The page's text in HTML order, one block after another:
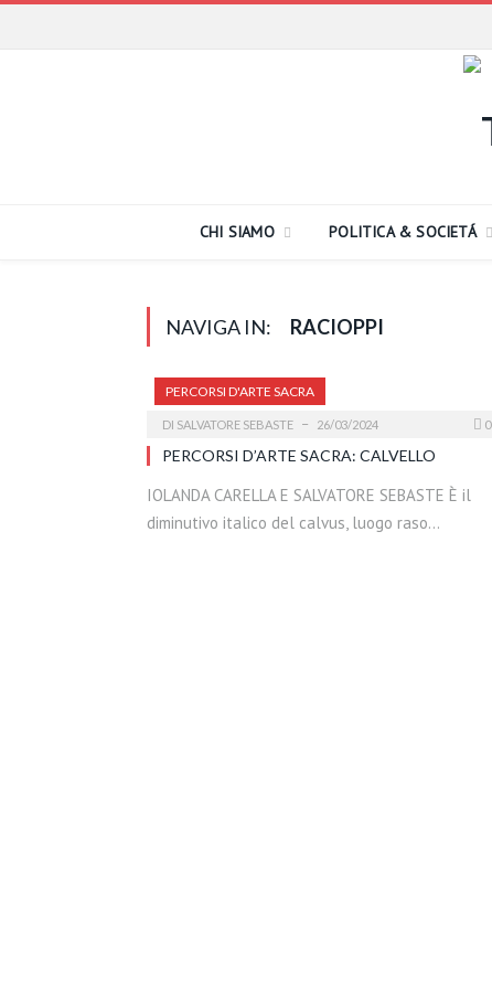
CHI SIAMO POLITICA & SOCIETÁ
NAVIGA IN: RACIOPPI
PERCORSI D'ARTE SACRA
DI SALVATORE SEBASTE 26/03/2024 0
PERCORSI D’ARTE SACRA: CALVELLO
IOLANDA CARELLA E SALVATORE SEBASTE È il
diminutivo italico del calvus, luogo raso…